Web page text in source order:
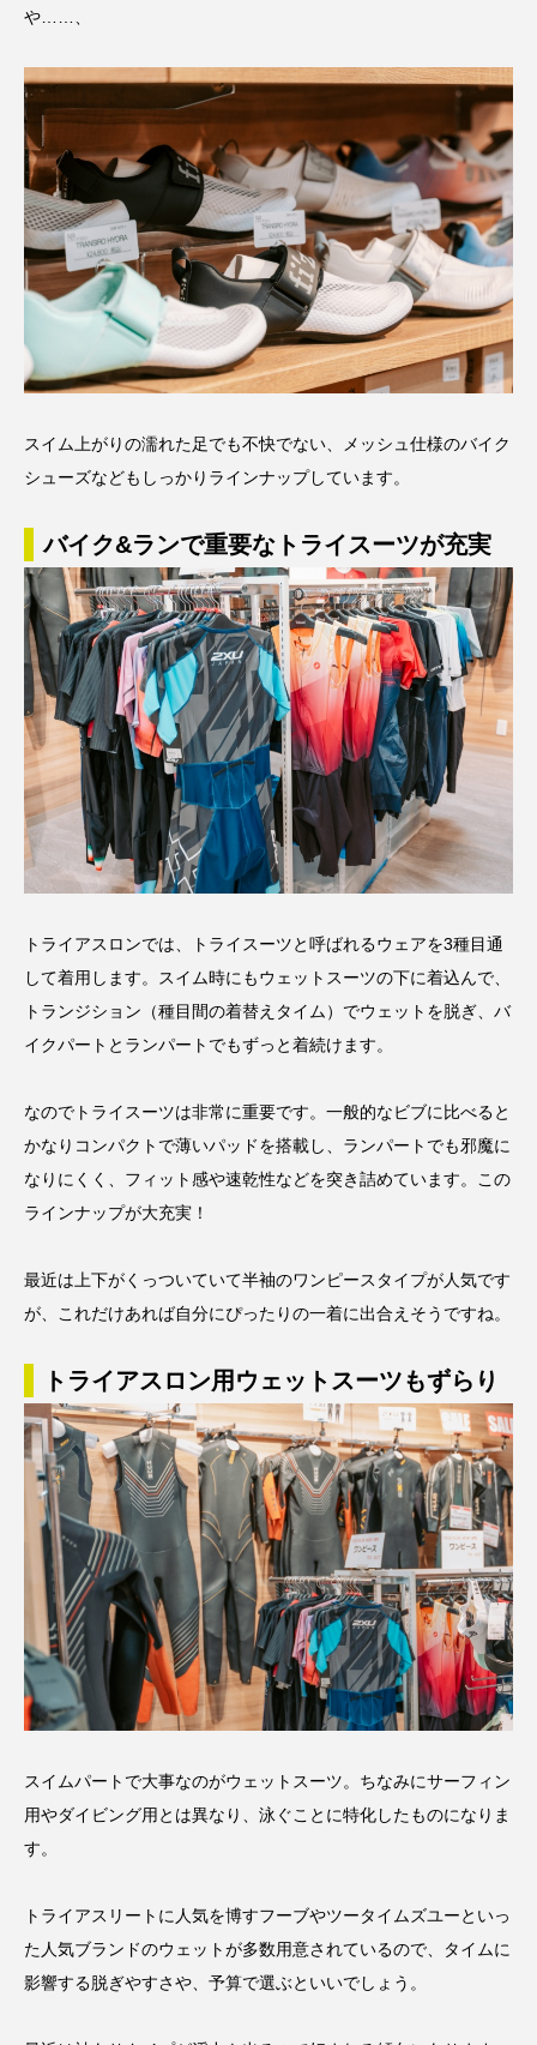
や……、
スイム上がりの濡れた足でも不快でない、メッシュ仕様のバイク
シューズなどもしっかりラインナップしています。
バイク&ランで重要なトライスーツが充実
トライアスロンでは、トライスーツと呼ばれるウェアを3種目通
して着用します。スイム時にもウェットスーツの下に着込んで、
トランジション（種目間の着替えタイム）でウェットを脱ぎ、バ
イクパートとランパートでもずっと着続けます。
なのでトライスーツは非常に重要です。一般的なビブに比べると
かなりコンパクトで薄いパッドを搭載し、ランパートでも邪魔に
なりにくく、フィット感や速乾性などを突き詰めています。この
ラインナップが大充実！
最近は上下がくっついていて半袖のワンピースタイプが人気です
が、これだけあれば自分にぴったりの一着に出合えそうですね。
トライアスロン用ウェットスーツもずらり
スイムパートで大事なのがウェットスーツ。ちなみにサーフィン
用やダイビング用とは異なり、泳ぐことに特化したものになりま
す。
トライアスリートに人気を博すフーブやツータイムズユーといっ
た人気ブランドのウェットが多数用意されているので、タイムに
影響する脱ぎやすさや、予算で選ぶといいでしょう。